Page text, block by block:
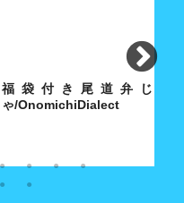
福袋付き尾道弁じ
ゃ/OnomichiDialect
経済合理性が優先する現代社会